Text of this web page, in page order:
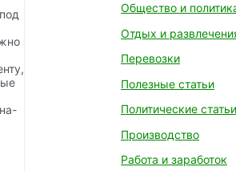
Общество и
Отдых и
Перевозки
Полезные статьи
Политические статьи
Производство
Работа и заработок